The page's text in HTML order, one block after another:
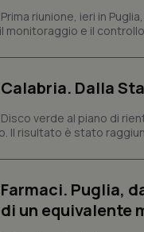
Prima riunione, ieri in
monitoraggio e il
Calabria. Dalla
Disco verde al piano di
Il risultato è stato
Farmaci. Puglia,
di un equivalente
tracking-sites-
session-id